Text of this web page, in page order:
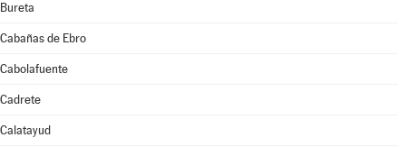
Bureta
Cabañas de Ebro
Cabolafuente
Cadrete
Calatayud